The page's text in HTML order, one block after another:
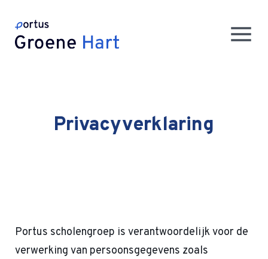
Privacyverklaring
Portus scholengroep is verantwoordelijk voor de
verwerking van persoonsgegevens zoals